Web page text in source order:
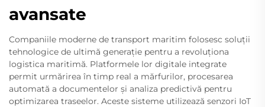
avansate
Companiile moderne de transport maritim folosesc soluții
tehnologice de ultimă generație pentru a revoluționa
logistica maritimă. Platformele lor digitale integrate
permit urmărirea în timp real a mărfurilor, procesarea
automată a documentelor și analiza predictivă pentru
optimizarea traseelor. Aceste sisteme utilizează senzori IoT